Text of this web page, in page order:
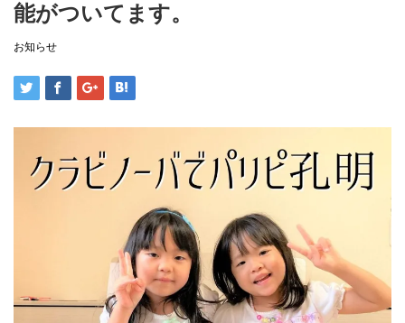
能がついてます。
お知らせ